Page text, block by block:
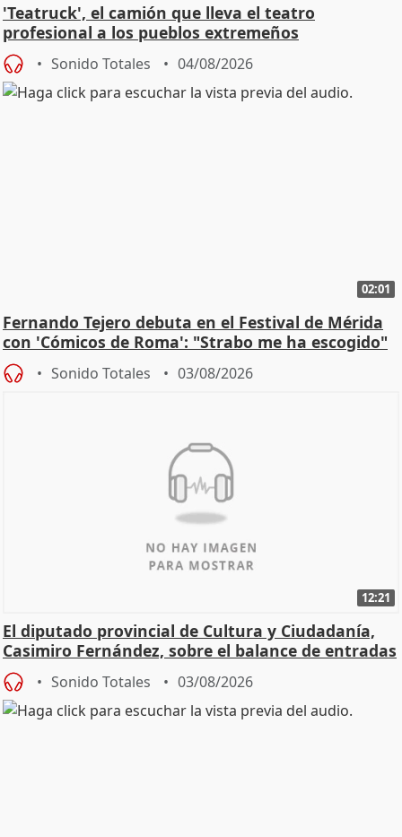
'Teatruck', el camión que lleva el teatro
profesional a los pueblos extremeños
Sonido Totales 04/08/2026
02:01
Fernando Tejero debuta en el Festival de Mérida
con 'Cómicos de Roma': "Strabo me ha escogido"
Sonido Totales 03/08/2026
12:21
El diputado provincial de Cultura y Ciudadanía,
Casimiro Fernández, sobre el balance de entradas
Sonido Totales 03/08/2026